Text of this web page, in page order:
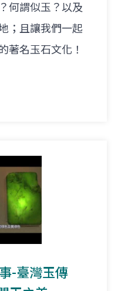
何謂似玉？以及
；且讓我們一起
著名玉石文化！
-臺灣玉傳